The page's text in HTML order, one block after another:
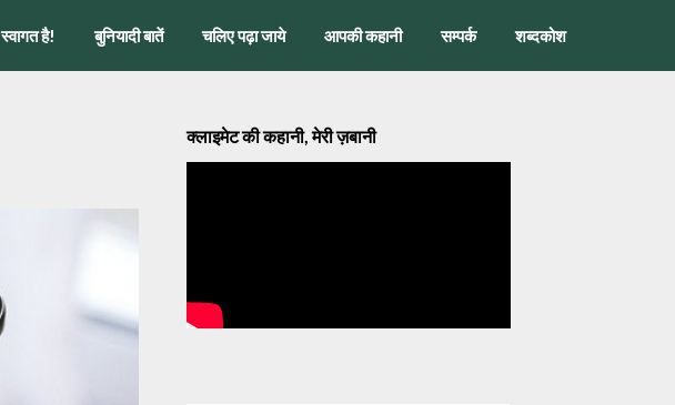
है! बुनियादी बातें चलिए पढ़ा जाये आपकी कहानी सम्पर्क शब्दकोश
क्लाइमेट की कहानी, मेरी ज़बानी